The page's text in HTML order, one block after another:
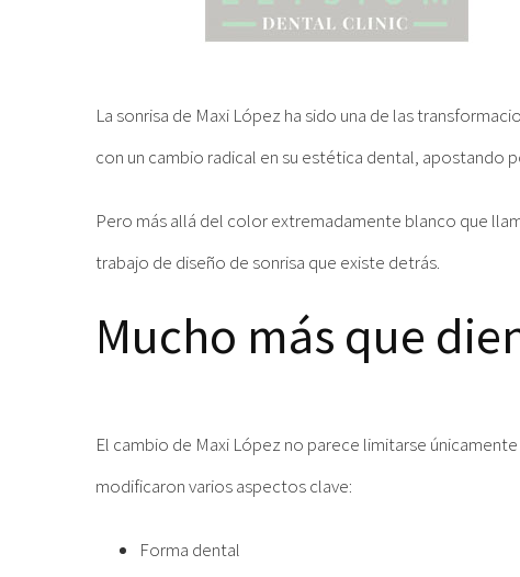
La sonrisa de Maxi Lópezha sido una de las
con un cambio radical en su estética dental, apostando
Pero más allá del color extremadamente blanco que
trabajo de diseño de sonrisa que existe detrás.
Mucho más que
El cambio de Maxi López no parece limitarse
modificaron varios aspectos clave:
Forma dental